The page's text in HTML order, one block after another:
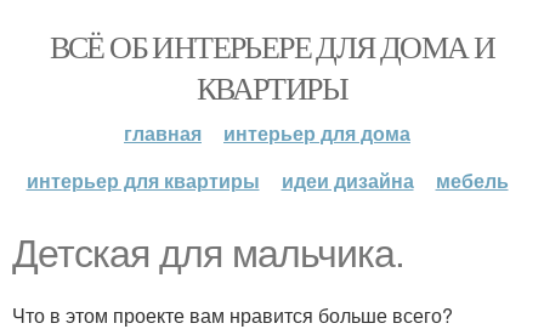
ВСЁ ОБ ИНТЕРЬЕРЕ ДЛЯ ДОМА И
КВАРТИРЫ
главная
интерьер для дома
интерьер для квартиры
идеи дизайна мебель
Детская для мальчика.
Что в этом проекте вам нравится больше всего?